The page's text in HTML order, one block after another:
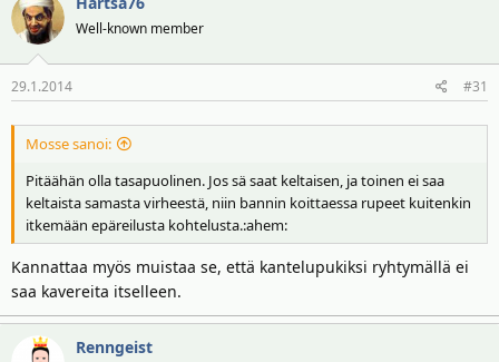
Well-known member
29.1.2014 #31
Mosse sanoi:
Pitäähän olla tasapuolinen. Jos sä saat keltaisen, ja toinen ei saa
keltaista samasta virheestä, niin bannin koittaessa rupeet kuitenkin
itkemään epäreilusta kohtelusta.:ahem:
Kannattaa myös muistaa se, että kantelupukiksi ryhtymällä ei
saa kavereita itselleen.
Renngeist